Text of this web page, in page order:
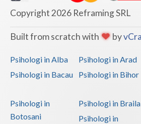
Copyright 2026 Reframing SRL
Built from scratch with by
Psihologi in Alba Psihologi in Arad
Psihologi in Bacau
Psihologi in Bihor
Psihologi in
Botosani
Psihologi in Braila
Psihologi in